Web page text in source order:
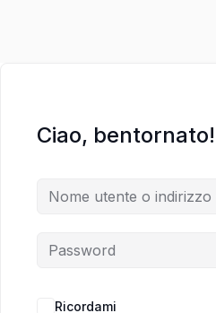
Ciao, bentornato!
Ricordami